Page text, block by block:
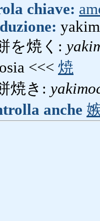
chiave:
を焼く:
<<< 焼
焼き:
anche